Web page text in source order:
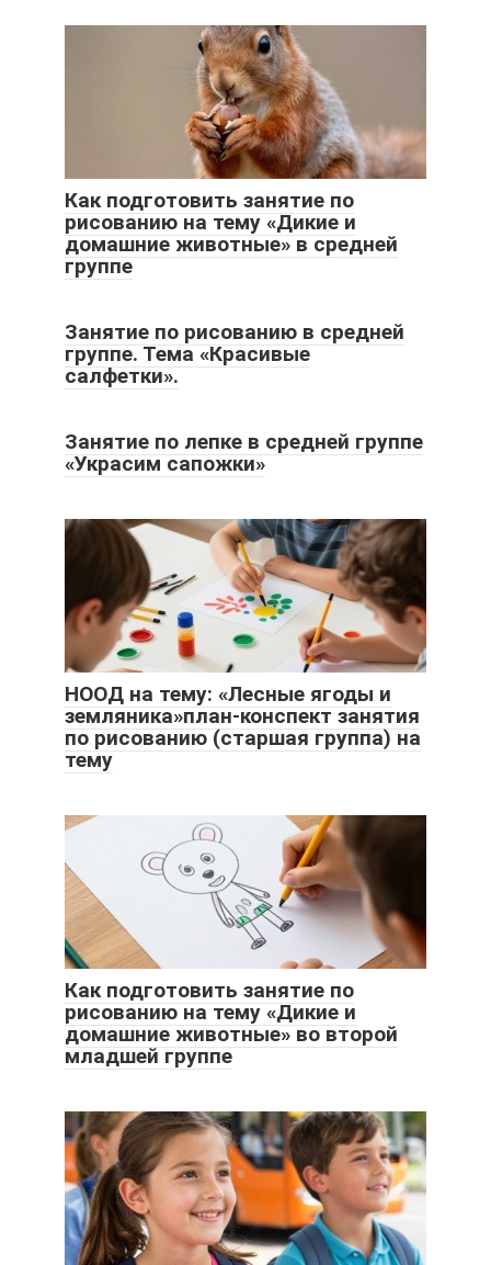
Как подготовить занятие по
рисованию на тему «Дикие и
домашние животные» в средней
группе
Занятие по рисованию в средней
группе. Тема «Красивые
салфетки».
Занятие по лепке в средней группе
«Украсим сапожки»
НООД на тему: «Лесные ягоды и
земляника»план-конспект занятия
по рисованию (старшая группа) на
тему
Как подготовить занятие по
рисованию на тему «Дикие и
домашние животные» во второй
младшей группе